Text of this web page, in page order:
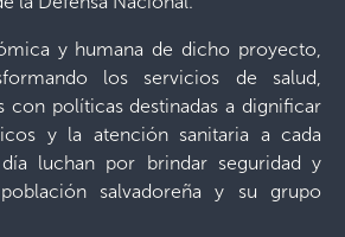
y humana de dicho proyecto,
los servicios de salud,
con políticas destinadas a dignificar
y la atención sanitaria a cada
luchan por brindar seguridad y
salvadoreña y su grupo